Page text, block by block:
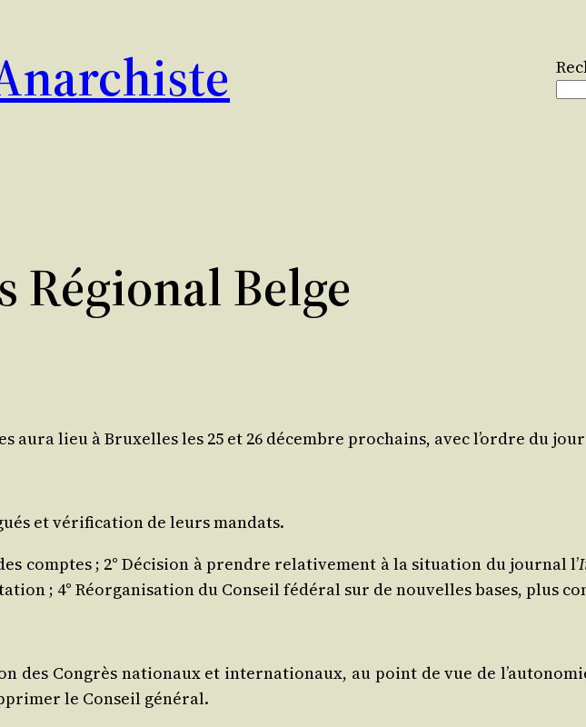
Régional Belge
aura lieu à Bruxelles les 25 et 26 décembre pro­chains, avec l’ordre du
et véri­fi­ca­tion de leurs mandats.
comptes ; 2° Déci­sion à prendre rela­ti­ve­ment à la situa­tion du jour­nal l’
; 4° Réor­ga­ni­sa­tion du Conseil fédé­ral sur de nou­velles bases, plus
des Congrès natio­naux et inter­na­tio­naux, au point de vue de
le Conseil général.